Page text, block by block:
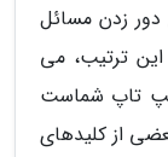
دور زدن مسائل
ترتیب، می
لپ تاپ شماست
از کلیدهای